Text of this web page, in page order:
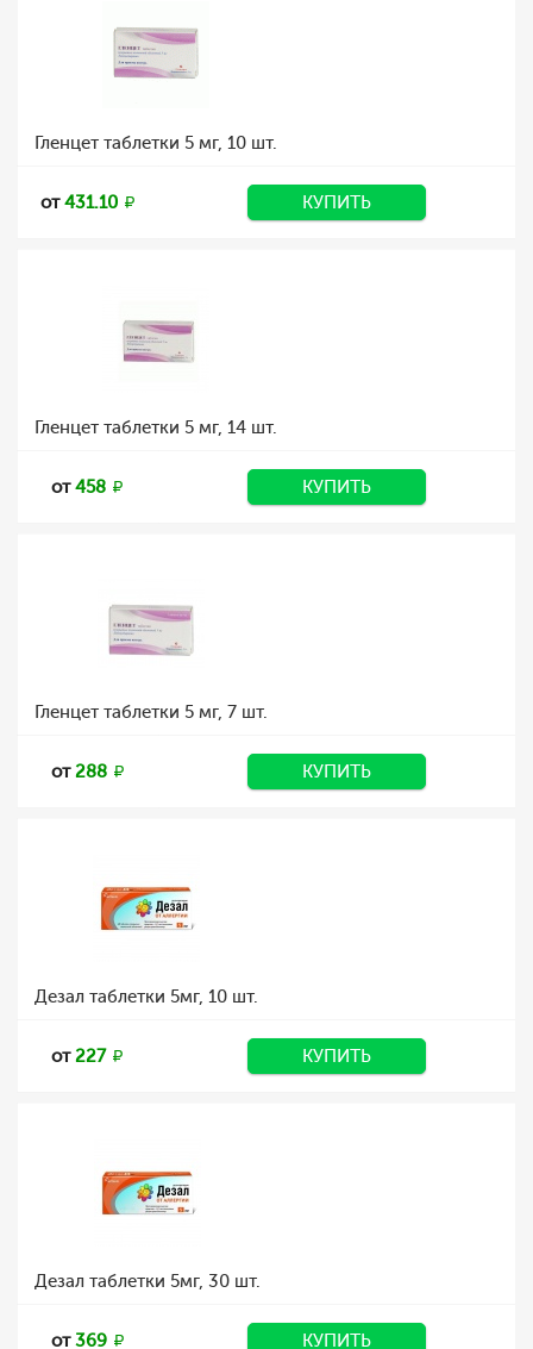
Гленцет таблетки 5 мг, 10 шт.
от431.10 КУПИТЬ
Гленцет таблетки 5 мг, 14 шт.
от458 КУПИТЬ
Гленцет таблетки 5 мг, 7 шт.
от288 КУПИТЬ
Дезал таблетки 5мг, 10 шт.
от227 КУПИТЬ
Дезал таблетки 5мг, 30 шт.
от369 КУПИТЬ